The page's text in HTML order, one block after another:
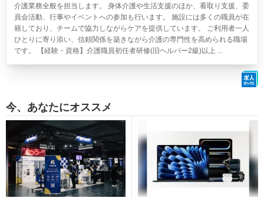
介護業務全般を担当します。 身体介護や生活支援のほか、看取り支援、委
員会活動、行事やイベントへの参加も行います。 施設には多くの職員が在
籍しており、チームで協力しながらケアを提供しています。 ご利用者一人
ひとりに寄り添い、信頼関係を築きながら介護の専門性を高められる職場
です。 【経験・資格】介護職員初任者研修(旧ヘルパー2級)以上 ...
今、あなたにオススメ